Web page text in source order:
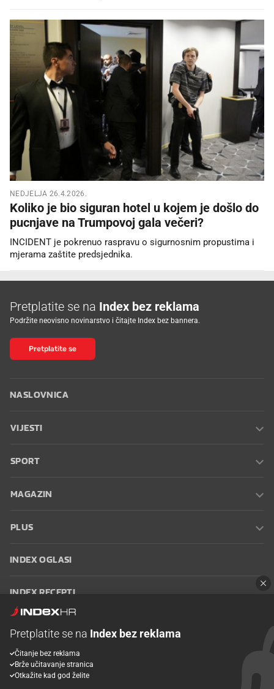
NEDJELJA 26.4.2026.
Koliko je bio siguran hotel u kojem je došlo do
pucnjave na Trumpovoj gala večeri?
INCIDENT je pokrenuo raspravu o sigurnosnim propustima i
mjerama zaštite predsjednika.
Pretplatite se na Index bez reklama
Podržite neovisno novinarstvo i čitajte Index bez bannera.
Pretplatite se
NASLOVNICA
VIJESTI
SPORT
MAGAZIN
PLUS
INDEX OGLASI
INDEX RECEPTI
Oglašavanje Zaposli se na Indexu
korištenja
Postavke kolačića
Pretplatite se na Index bez reklama
Čitanje bez reklama
Brže učitavanje stranica
Otkažite kad god želite